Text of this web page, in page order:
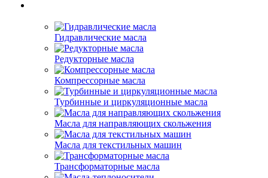
Гидравлические масла
Редукторные масла
Компрессорные масла
Турбинные и циркуляционные масла
Масла для направляющих скольжения
Масла для текстильных машин
Трансформаторные масла